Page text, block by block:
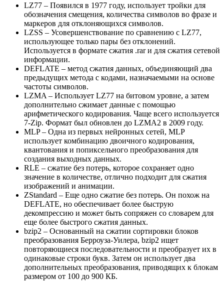
LZ77 – Появился в 1977 году, использует тройки для
обозначения смещения, количества символов во фразе и
маркеров для отклоняющихся символов.
LZSS – Усовершенствование по сравнению с LZ77,
использующее только пары без отклонений.
Используется в формате сжатия .rar и для сжатия сетевой
информации.
DEFLATE – метод сжатия данных, объединяющий два
предыдущих метода с кодами, назначаемыми на основе
частоты символов.
LZMA – Использует LZ77 на битовом уровне, а затем
дополнительно сжимает данные с помощью
арифметического кодирования. Чаще всего используется
7-Zip. Формат был обновлен до LZMA2 в 2009 году.
MLP – Одна из первых нейронных сетей, MLP
использует комбинацию двоичного кодирования,
квантования и попиксельного преобразования для
создания выходных данных.
RLE – сжатие без потерь, которое сохраняет одно
значение в количестве, отлично подходит для сжатия
изображений и анимации.
ZStandard – Еще одно сжатие без потерь. Он похож на
DEFLATE, но обеспечивает более быструю
декомпрессию и может быть сопряжен со словарем для
еще более быстрого сжатия данных.
bzip2 – Основанный на сжатии сортировки блоков
преобразования Берроуза-Уилера, bzip2 ищет
повторяющиеся последовательности и преобразует их в
одинаковые строки букв. Затем он использует два
дополнительных преобразования, приводящих к блокам
размером от 100 до 900 КБ.